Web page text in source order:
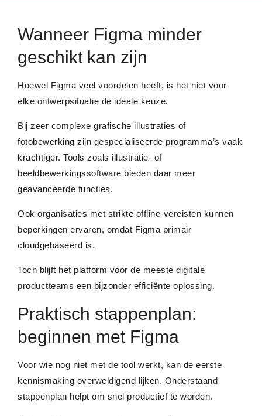
Wanneer Figma minder
geschikt kan zijn
Hoewel Figma veel voordelen heeft, is het niet voor
elke ontwerpsituatie de ideale keuze.
Bij zeer complexe grafische illustraties of
fotobewerking zijn gespecialiseerde programma’s vaak
krachtiger. Tools zoals illustratie- of
beeldbewerkingssoftware bieden daar meer
geavanceerde functies.
Ook organisaties met strikte offline-vereisten kunnen
beperkingen ervaren, omdat Figma primair
cloudgebaseerd is.
Toch blijft het platform voor de meeste digitale
productteams een bijzonder efficiënte oplossing.
Praktisch stappenplan:
beginnen met Figma
Voor wie nog niet met de tool werkt, kan de eerste
kennismaking overweldigend lijken. Onderstaand
stappenplan helpt om snel productief te worden.